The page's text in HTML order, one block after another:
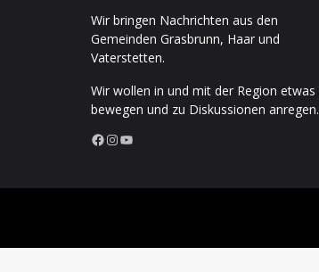
Wir bringen Nachrichten aus den
Gemeinden Grasbrunn, Haar und
Vaterstetten.
Wir wollen in und mit der Region etwas
bewegen und zu Diskussionen anregen.
Facebook InstagramYouTube